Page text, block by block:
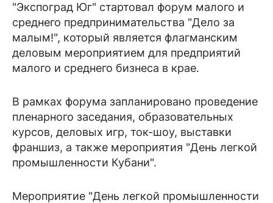
"Экспоград Юг" стартовал форум малого и
среднего предпринимательства "Дело за
малым!", который является флагманским
деловым мероприятием для предприятий
малого и среднего бизнеса в крае.
В рамках форума запланировано проведение
пленарного заседания, образовательных
курсов, деловых игр, ток-шоу, выставки
франшиз, а также мероприятия "День легкой
промышленности Кубани".
Мероприятие "День легкой промышленности